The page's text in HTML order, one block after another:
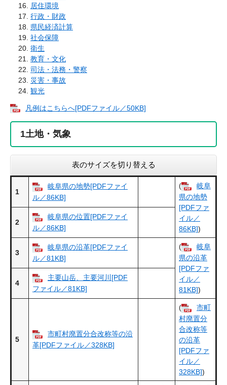
居住環境
行政・財政
県民経済計算
社会保障
衛生
教育・文化
司法・法務・警察
災害・事故
観光
凡例はこちらへ[PDFファイル／50KB]
1土地・気象
表のサイズを切り替える
1
岐阜県の地勢[PDFファイ
ル／86KB]
(
岐阜
県の地勢
[PDFファ
イル／
86KB])
2
岐阜県の位置[PDFファイ
ル／86KB]
3
岐阜県の沿革[PDFファイ
ル／81KB]
(
岐阜
県の沿革
[PDFファ
イル／
81KB])
4
主要山岳、主要河川[PDF
ファイル／81KB]
5
市町村廃置分合改称等の沿
革[PDFファイル／328KB]
(
市町
村廃置分
合改称等
の沿革
[PDFファ
イル／
328KB])